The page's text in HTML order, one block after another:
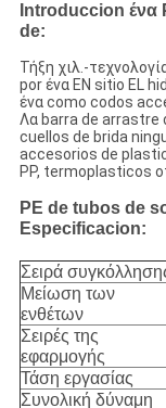
Introduccion
de:
Τήξη χιλ.-
por ένα EN sitio EL
ένα como codos
Λα barra de arrastre
cuellos de brida
accesorios de
PP, termoplasticos
PE de tubos de
Especificacion:
Σειρά
Μείωση των
ενθέτων
Σειρές της
εφαρμογής
Τάση εργασίας
Συνολική δύναμη